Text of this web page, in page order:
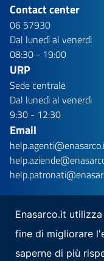
Contact center
06 57930
Dal lunedì al venerdì
08:30 - 19:00
URP
Sede centrale
Dal lunedì al venerdì
9:30 - 12:30
Email
Enasarco.it
fine di migliorare
saperne di più